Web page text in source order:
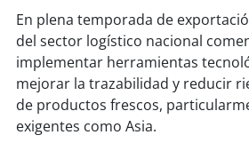
soy calama
soy antofagasta
soycopiapó
En plena temporada de
del sector logístico nacional
implementar herramientas
mejorar la trazabilidad y reducir
de productos frescos,
exigentes como Asia.